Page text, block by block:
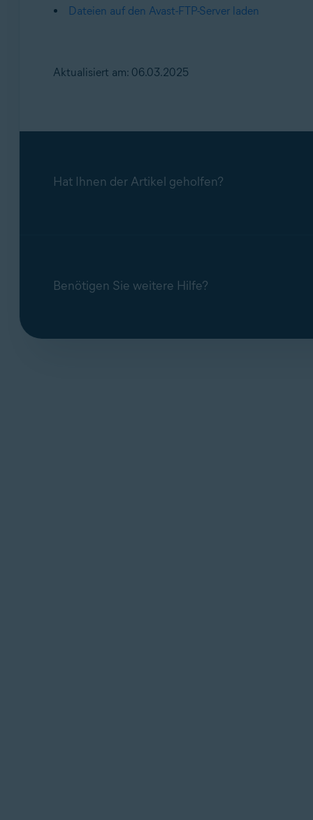
Dateien auf den Avast-FTP-Server laden
Aktualisiert am: 06.03.2025
Hat Ihnen der Artikel geholfen?
Benötigen Sie weitere Hilfe?